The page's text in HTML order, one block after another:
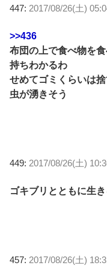
447: 2017/08/26(土)
>>436
布団の上で食べ物を
持ちわかるわ
せめてゴミくらいは
虫が湧きそう
449: 2017/08/26(土)
ゴキブリとともに生
457: 2017/08/26(土)